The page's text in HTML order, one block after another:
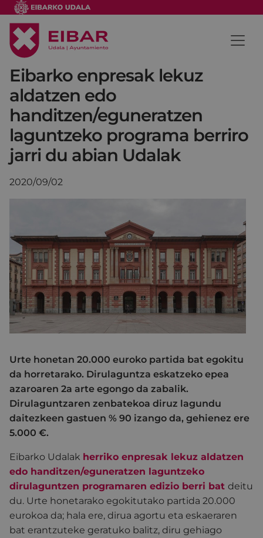
Eibarko enpresak lekuz
aldatzen edo
handitzen/eguneratzen
laguntzeko programa berriro
jarri du abian Udalak
2020/09/02
Urte honetan 20.000 euroko partida bat egokitu
da horretarako. Dirulaguntza eskatzeko epea
azaroaren 2a arte egongo da zabalik.
Dirulaguntzaren zenbatekoa diruz lagundu
daitezkeen gastuen % 90 izango da, gehienez ere
5.000 €.
Eibarko Udalak herriko enpresak lekuz aldatzen
edo handitzen/eguneratzen laguntzeko
dirulaguntzen programaren edizio berri bat deitu
du. Urte honetarako egokitutako partida 20.000
eurokoa da; hala ere, dirua agortu eta eskaeraren
bat erantzuteke geratuko balitz, diru gehiago